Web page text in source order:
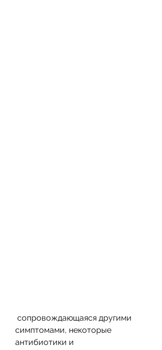
симптомами, некоторые
антибиотики и